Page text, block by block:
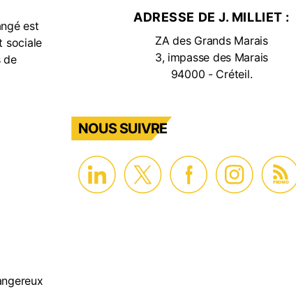
est
sociale
de
ADRESSE DE J. MILLIET :
ZA des Grands Marais
3, impasse des Marais
94000 - Créteil.
NOUS SUIVRE
PROMO